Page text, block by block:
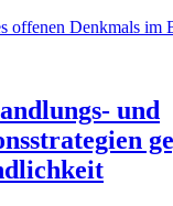
offenen Denkmals im
und